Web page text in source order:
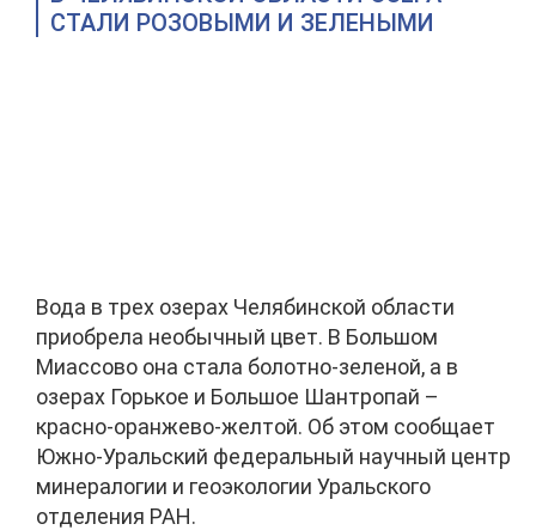
СТАЛИ РОЗОВЫМИ И ЗЕЛЕНЫМИ
Вода в трех озерах Челябинской области
приобрела необычный цвет. В Большом
Миассово она стала болотно-зеленой, а в
озерах Горькое и Большое Шантропай –
красно-оранжево-желтой. Об этом сообщает
Южно-Уральский федеральный научный центр
минералогии и геоэкологии Уральского
отделения РАН.